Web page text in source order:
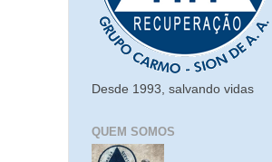
Desde 1993, salvando vidas
QUEM SOMOS